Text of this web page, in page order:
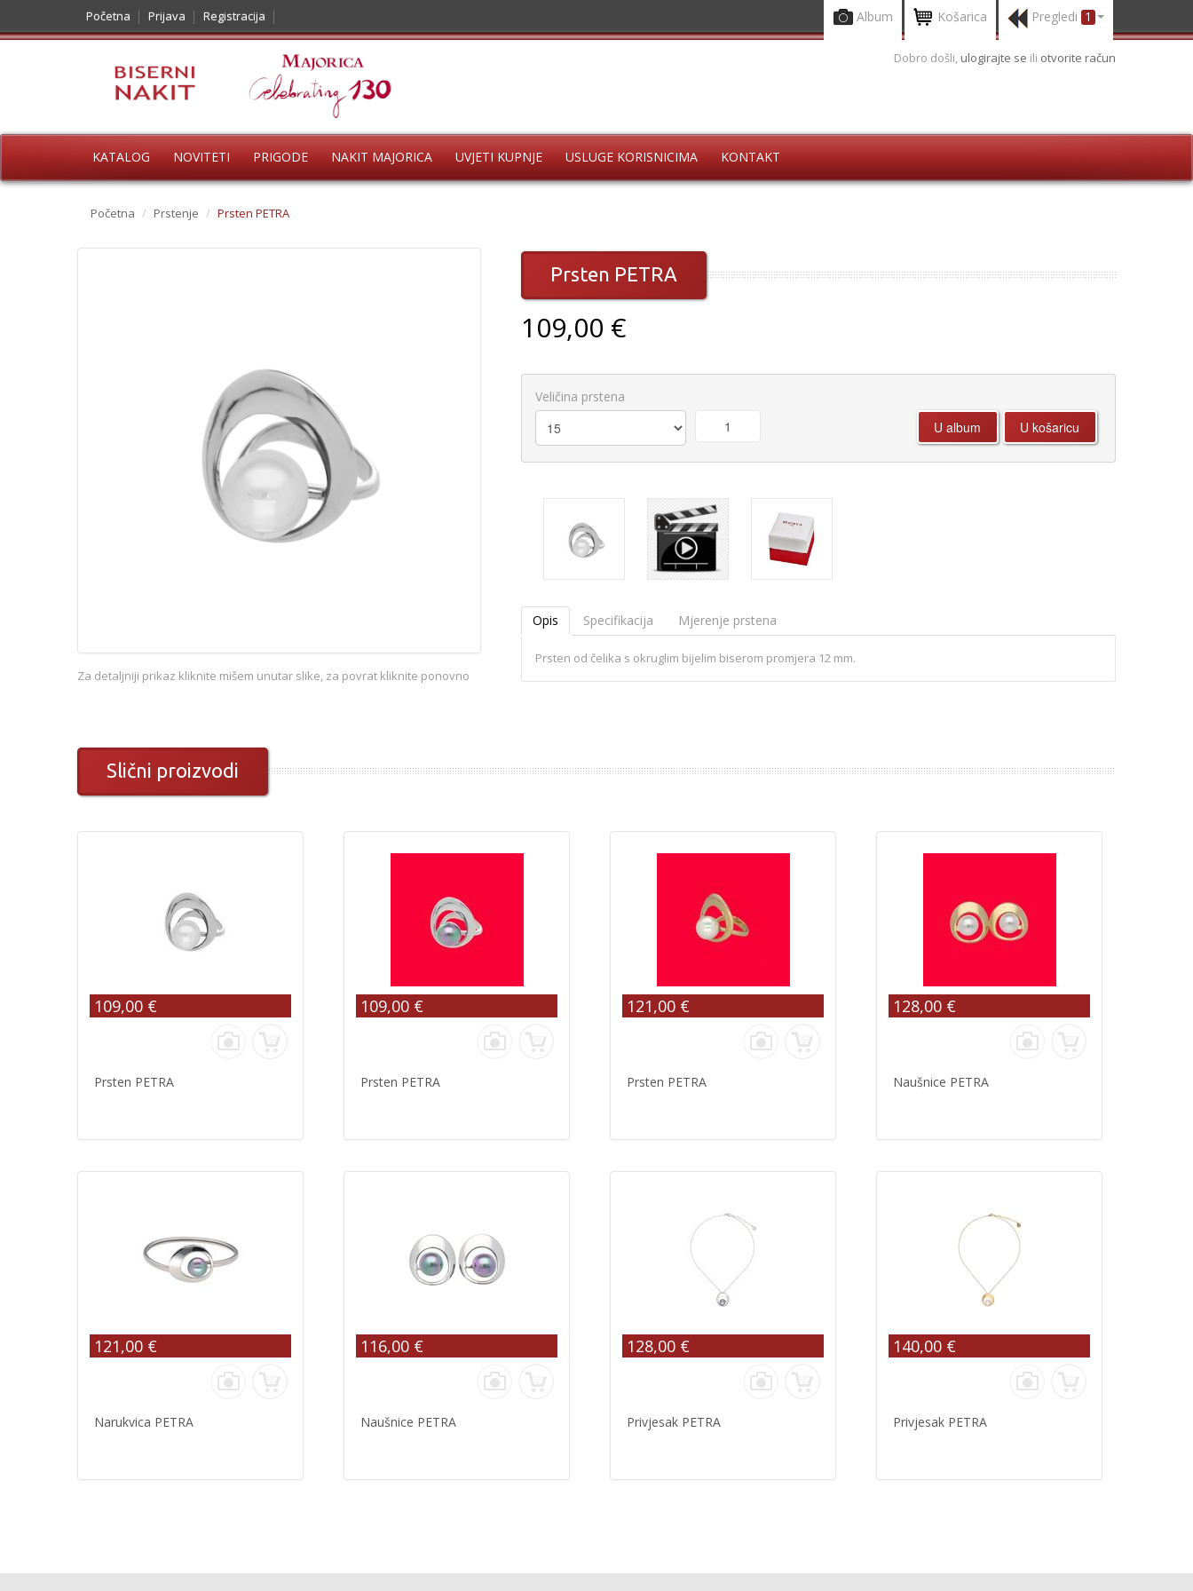
Početna Prijava Registracija Album Košarica Pregledi 1
Dobro došli, ulogirajte se ili otvorite račun
KATALOG NOVITETI PRIGODE NAKIT MAJORICA UVJETI KUPNJE USLUGE KORISNICIMA KONTAKT
Početna / Prstenje / Prsten PETRA
Za detaljniji prikaz kliknite mišem unutar slike, za povrat kliknite ponovno
Prsten PETRA
109,00 €
Veličina prstena
Opis Specifikacija Mjerenje prstena
Prsten od čelika s okruglim bijelim biserom promjera 12 mm.
Slični proizvodi
109,00 €
Prsten PETRA
109,00 €
Prsten PETRA
121,00 €
Prsten PETRA
128,00 €
Naušnice PETRA
121,00 €
Narukvica PETRA
116,00 €
Naušnice PETRA
128,00 €
Privjesak PETRA
140,00 €
Privjesak PETRA